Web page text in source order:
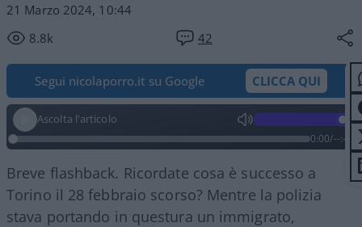
21 Marzo 2024, 10:44
8.8k
42
Segui nicolaporro.it su Google CLICCA QUI
Ascolta l'articolo
0:00/--:--
Breve flashback. Ricordate cosa è successo a
Torino il 28 febbraio scorso? Mentre la polizia
stava portando in questura un immigrato,